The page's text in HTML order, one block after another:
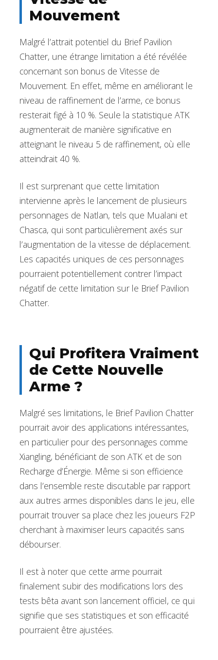
Mouvement
Malgré l’attrait potentiel du Brief Pavilion
Chatter, une étrange limitation a été révélée
concernant son bonus de Vitesse de
Mouvement. En effet, même en améliorant le
niveau de raffinement de l’arme, ce bonus
resterait figé à 10 %. Seule la statistique ATK
augmenterait de manière significative en
atteignant le niveau 5 de raffinement, où elle
atteindrait 40 %.
Il est surprenant que cette limitation
intervienne après le lancement de plusieurs
personnages de Natlan, tels que Mualani et
Chasca, qui sont particulièrement axés sur
l’augmentation de la vitesse de déplacement.
Les capacités uniques de ces personnages
pourraient potentiellement contrer l’impact
négatif de cette limitation sur le Brief Pavilion
Chatter.
Qui Profitera Vraiment
de Cette Nouvelle
Arme ?
Malgré ses limitations, le Brief Pavilion Chatter
pourrait avoir des applications intéressantes,
en particulier pour des personnages comme
Xiangling, bénéficiant de son ATK et de son
Recharge d’Énergie. Même si son efficience
dans l’ensemble reste discutable par rapport
aux autres armes disponibles dans le jeu, elle
pourrait trouver sa place chez les joueurs F2P
cherchant à maximiser leurs capacités sans
débourser.
Il est à noter que cette arme pourrait
finalement subir des modifications lors des
tests bêta avant son lancement officiel, ce qui
signifie que ses statistiques et son efficacité
pourraient être ajustées.